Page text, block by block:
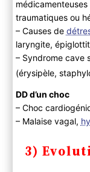
médicamenteuses
traumatiques ou
– Causes de
laryngite,
– Syndrome cave
(érysipèle,
DD d’un choc
– Choc
– Malaise vagal,
3)